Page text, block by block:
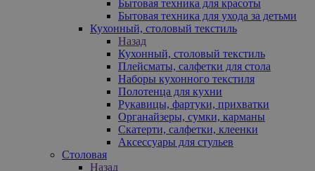
Бытовая техника для красоты
Бытовая техника для ухода за детьми
Кухонный, столовый текстиль
Назад
Кухонный, столовый текстиль
Плейсматы, салфетки для стола
Наборы кухонного текстиля
Полотенца для кухни
Рукавицы, фартуки, прихватки
Органайзеры, сумки, карманы
Скатерти, салфетки, клеенки
Аксессуары для стульев
Столовая
Назад